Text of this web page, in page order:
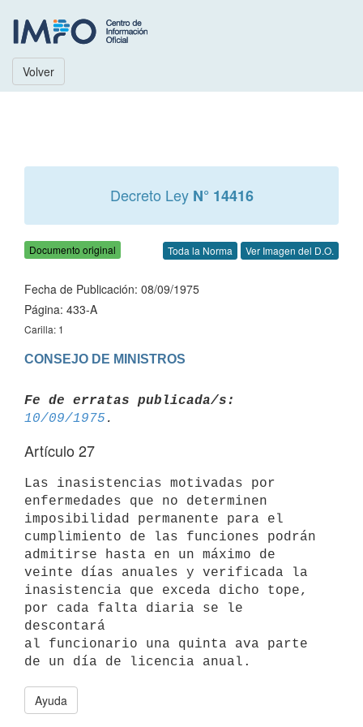
Volver
Decreto Ley N° 14416
Documento original Toda la Norma Ver Imagen del D.O.
Fecha de Publicación: 08/09/1975
Página: 433-A
Carilla: 1
CONSEJO DE MINISTROS
Fe de erratas publicada/s:
10/09/1975
Artículo 27
Las inasistencias motivadas por
enfermedades que no determinen
imposibilidad permanente para el
cumplimiento de las funciones podrán
admitirse hasta en un máximo de
veinte días anuales y verificada la
inasistencia que exceda dicho tope,
por cada falta diaria se le
descontará
al funcionario una quinta ava parte
Ayuda